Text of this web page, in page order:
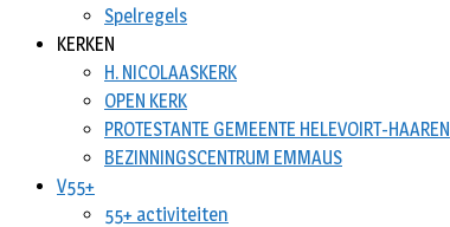
Spelregels
KERKEN
H. NICOLAASKERK
OPEN KERK
PROTESTANTE GEMEENTE HELEVOIRT-HAAREN
BEZINNINGSCENTRUM EMMAUS
V55+
55+ activiteiten